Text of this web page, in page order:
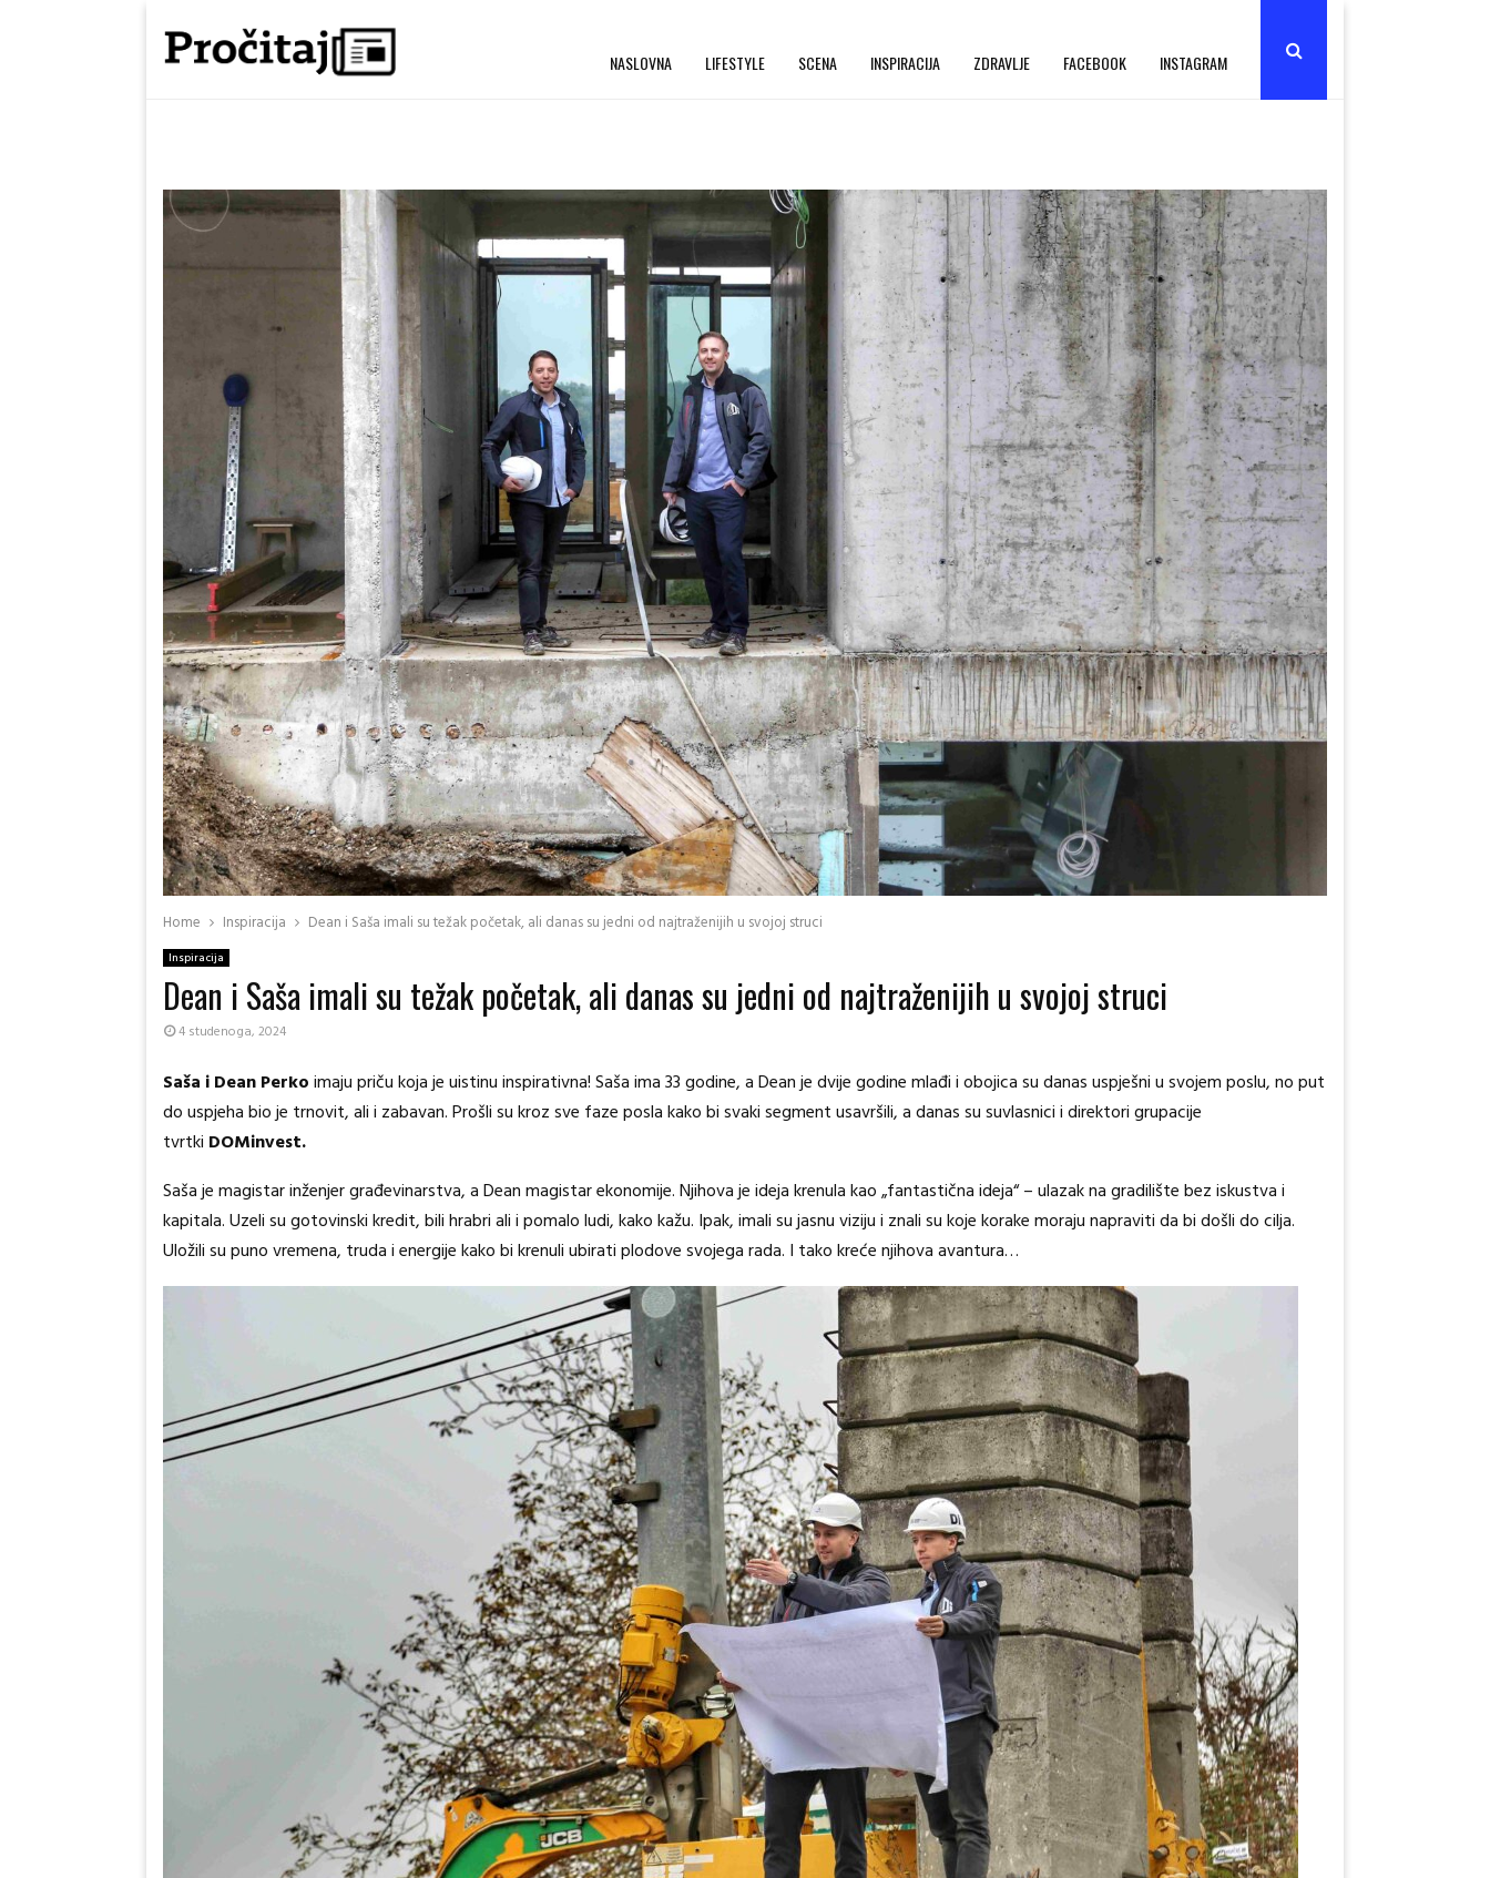
NASLOVNA LIFESTYLE SCENA INSPIRACIJA ZDRAVLJE FACEBOOK INSTAGRAM
Home Inspiracija Dean i Saša imali su težak početak, ali danas su jedni od najtraženijih u svojoj struci
Inspiracija
Dean i Saša imali su težak početak, ali danas su jedni od najtraženijih u svojoj struci
4 studenoga, 2024
Saša i Dean Perkoimaju priču koja je uistinu inspirativna! Saša ima 33 godine, a Dean je dvije godine mlađi i obojica su danas uspješni u svojem poslu, no put
do uspjeha bio je trnovit, ali i zabavan. Prošli su kroz sve faze posla kako bi svaki segment usavršili, a danas su suvlasnici i direktori grupacije
tvrtki DOMinvest.
Saša je magistar inženjer građevinarstva, a Dean magistar ekonomije. Njihova je ideja krenula kao „fantastična ideja“ – ulazak na gradilište bez iskustva i
kapitala. Uzeli su gotovinski kredit, bili hrabri ali i pomalo ludi, kako kažu. Ipak, imali su jasnu viziju i znali su koje korake moraju napraviti da bi došli do cilja.
Uložili su puno vremena, truda i energije kako bi krenuli ubirati plodove svojega rada. I tako kreće njihova avantura…